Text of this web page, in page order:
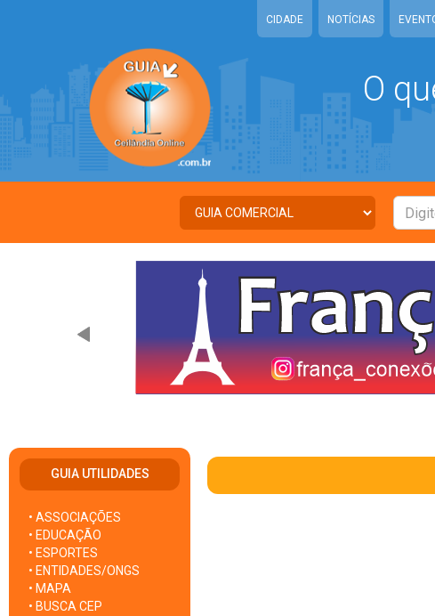
CIDADE NOTÍCIAS
O
GUIA UTILIDADES
• ASSOCIAÇÕES
• EDUCAÇÃO
• ESPORTES
• ENTIDADES/ONGS
• MAPA
• BUSCA CEP